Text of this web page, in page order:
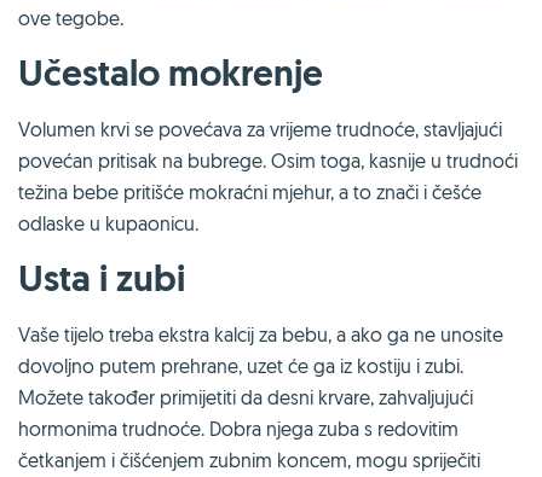
ove tegobe.
Učestalo mokrenje
Volumen krvi se povećava za vrijeme trudnoće, stavljajući
povećan pritisak na bubrege. Osim toga, kasnije u trudnoći
težina bebe pritišće mokraćni mjehur, a to znači i češće
odlaske u kupaonicu.
Usta i zubi
Vaše tijelo treba ekstra kalcij za bebu, a ako ga ne unosite
dovoljno putem prehrane, uzet će ga iz kostiju i zubi.
Možete također primijetiti da desni krvare, zahvaljujući
hormonima trudnoće. Dobra njega zuba s redovitim
četkanjem i čišćenjem zubnim koncem, mogu spriječiti